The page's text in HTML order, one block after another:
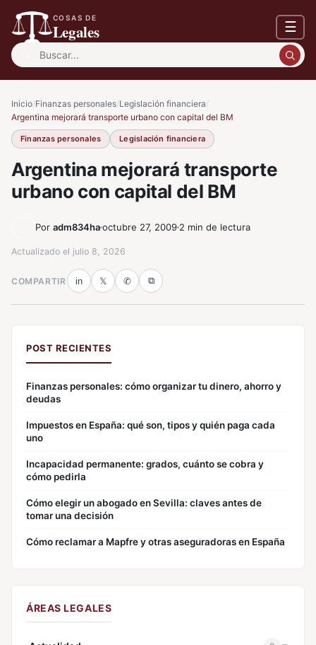
COSAS DE
Legales ☰
Buscar:
Inicio/Finanzas personales/Legislación financiera/
Argentina mejorará transporte urbano con capital del BM
Finanzas personales Legislación financiera
Argentina mejorará transporte
urbano con capital del BM
Por adm834haoctubre 27, 2009 2 min de lectura
Actualizado el julio 8, 2026
COMPARTIR in 𝕏 ✆ ⧉
POST RECIENTES
Finanzas personales: cómo organizar tu dinero, ahorro y
deudas
Impuestos en España: qué son, tipos y quién paga cada
uno
Incapacidad permanente: grados, cuánto se cobra y
cómo pedirla
Cómo elegir un abogado en Sevilla: claves antes de
tomar una decisión
Cómo reclamar a Mapfre y otras aseguradoras en España
ÁREAS LEGALES